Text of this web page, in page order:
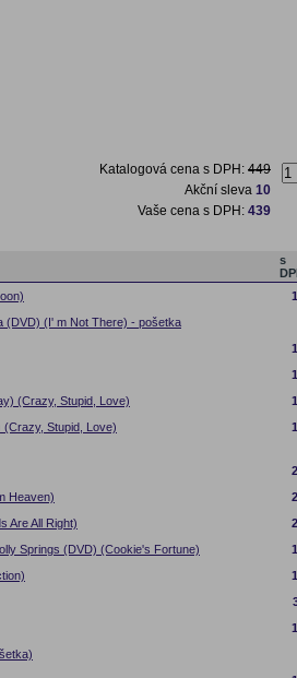
Katalogová cena s DPH: 449
Akční sleva 10
Vaše cena s DPH: 439
s
(DVD) (I' m Not There) - pošetka
(Crazy, Stupid, Love)
Stupid, Love)
Heaven)
Are All Right)
Springs (DVD) (Cookie's Fortune)